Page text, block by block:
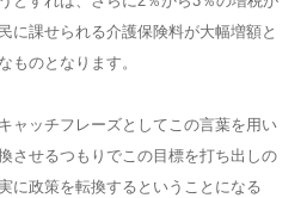
に課せられる介護保険料が大幅増額と
ものとなります。
ャッチフレーズとしてこの言葉を用い
させるつもりでこの目標を打ち出しの
に政策を転換するということになる